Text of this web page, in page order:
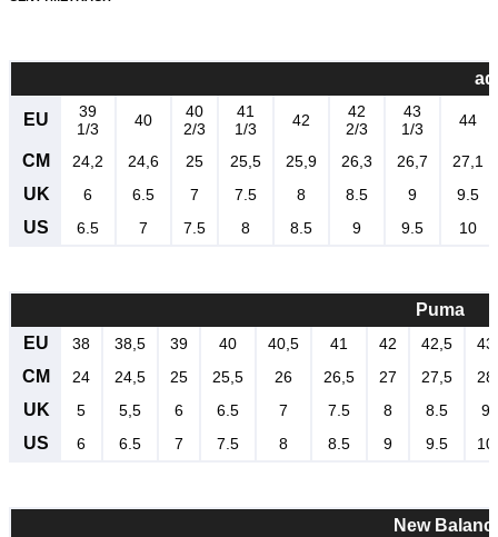
EU
39
1/3
40
40
2/3
41
1/3
42
42
2/3
43
1/3
44
CM 24,2 24,6 25 25,5 25,9 26,3 26,7 27,1
UK 6 6.5 7 7.5 8 8.5 9 9.5
US 6.5 7 7.5 8 8.5 9 9.5 10
Puma
EU
38 38,5 39 40 40,5 41 42 42,5 43
CM 24 24,5 25 25,5 26 26,5 27 27,5 28
UK 5 5,5 6 6.5 7 7.5 8 8.5 9
US 6 6.5 7 7.5 8 8.5 9 9.5 10
New